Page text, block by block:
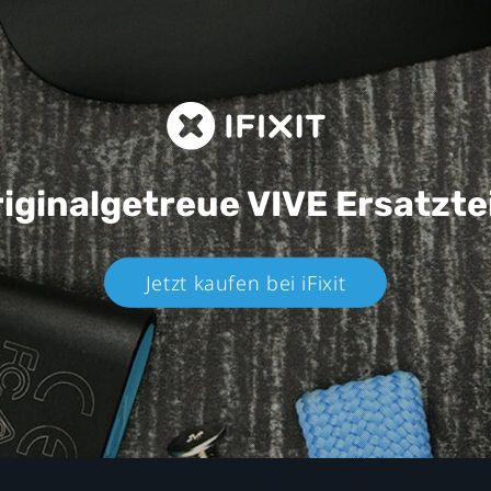
VIVE
Jetzt kaufen bei iFixit​